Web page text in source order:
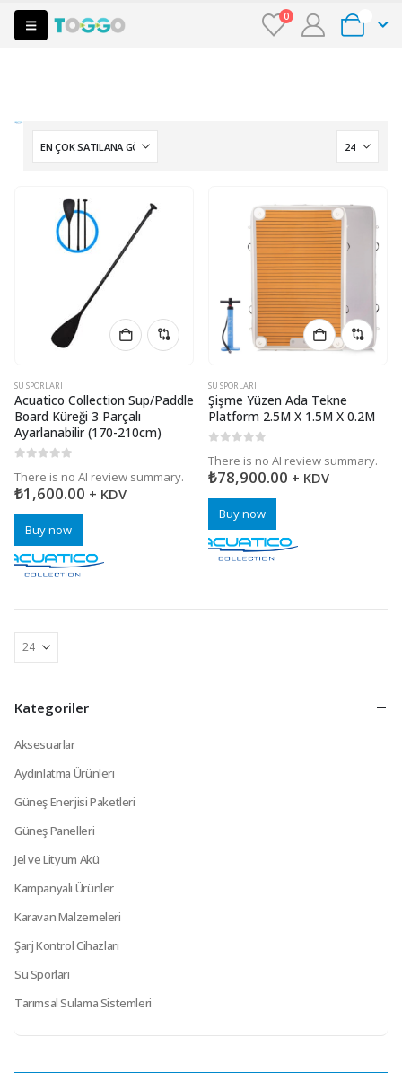
0
SU SPORLARI
Acuatico Collection Sup/Paddle
Board Küreği 3 Parçalı
Ayarlanabilir (170-210cm)
There is no AI review summary.
₺1,600.00 + KDV
Buy now
SU SPORLARI
Şişme Yüzen Ada Tekne
Platform 2.5M X 1.5M X 0.2M
There is no AI review summary.
₺78,900.00 + KDV
Buy now
Kategoriler
Aksesuarlar
Aydınlatma Ürünleri
Güneş Enerjisi Paketleri
Güneş Panelleri
Jel ve Lityum Akü
Kampanyalı Ürünler
Karavan Malzemeleri
Şarj Kontrol Cihazları
Su Sporları
Tarımsal Sulama Sistemleri